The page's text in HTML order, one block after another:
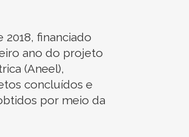
financiado
ano do projeto
(Aneel),
concluídos e
por meio da